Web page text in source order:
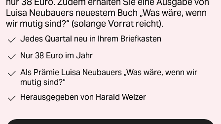
nur 38 Euro. Zudem erhalten Sie eine Ausgabe von
Luisa Neubauers neuestem Buch „Was wäre, wenn
wir mutig sind?“ (solange Vorrat reicht).
Jedes Quartal neu in Ihrem Briefkasten
Nur 38 Euro im Jahr
Als Prämie Luisa Neubauers „Was wäre, wenn wir
mutig sind?“
Herausgegeben von Harald Welzer